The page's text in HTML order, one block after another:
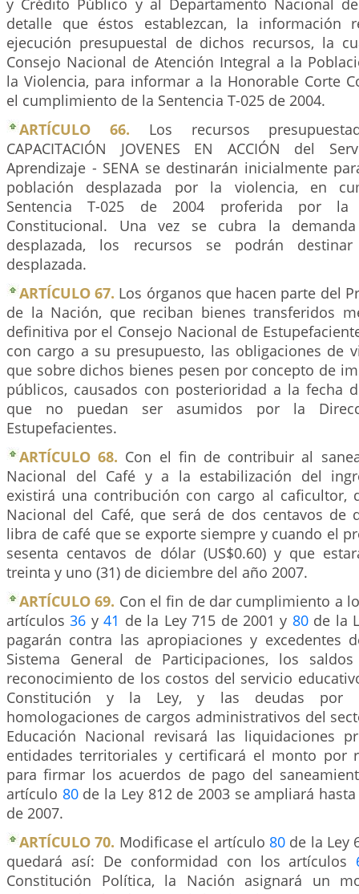
y Crédito Público y al Departamento Nacional
detalle que éstos establezcan, la información
ejecución presupuestal de dichos recursos, la
Consejo Nacional de Atención Integral a la
la Violencia, para informar a la Honorable Corte
el cumplimiento de la Sentencia T-025 de 2004.
ARTÍCULO 66. Los recursos
CAPACITACIÓN JOVENES EN ACCIÓN del
Aprendizaje - SENA se destinarán inicialmente
población desplazada por la violencia, en
Sentencia T-025 de 2004 proferida por la
Constitucional. Una vez se cubra la
desplazada, los recursos se podrán
desplazada.
ARTÍCULO 67. Los órganos que hacen parte del
de la Nación, que reciban bienes transferidos
definitiva por el Consejo Nacional de
con cargo a su presupuesto, las obligaciones de
que sobre dichos bienes pesen por concepto de
públicos, causados con posterioridad a la fecha
que no puedan ser asumidos por la
Estupefacientes.
ARTÍCULO 68. Con el fin de contribuir al
Nacional del Café y a la estabilización del
existirá una contribución con cargo al caficultor,
Nacional del Café, que será de dos centavos de
libra de café que se exporte siempre y cuando el
sesenta centavos de dólar (US$0.60) y que
treinta y uno (31) de diciembre del año 2007.
ARTÍCULO 69. Con el fin de dar cumplimiento a
artículos36 y41 de la Ley 715 de 2001 y 80de la
pagarán contra las apropiaciones y excedentes
Sistema General de Participaciones, los
reconocimiento de los costos del servicio
Constitución y la Ley, y las deudas por
homologaciones de cargos administrativos del
Educación Nacional revisará las liquidaciones
entidades territoriales y certificará el monto por
para firmar los acuerdos de pago del
artículo 80de la Ley 812 de 2003 se ampliará
de 2007.
ARTÍCULO 70. Modificase el artículo 80de la Ley
quedará así: De conformidad con los artículos
Constitución Política, la Nación asignará un